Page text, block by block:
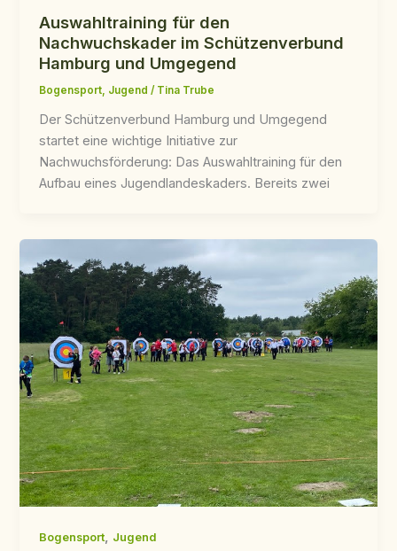
Auswahltraining für den
Nachwuchskader im Schützenverbund
Hamburg und Umgegend
Bogensport, Jugend / Tina Trube
Der Schützenverbund Hamburg und Umgegend
startet eine wichtige Initiative zur
Nachwuchsförderung: Das Auswahltraining für den
Aufbau eines Jugendlandeskaders. Bereits zwei
Bogensport, Jugend